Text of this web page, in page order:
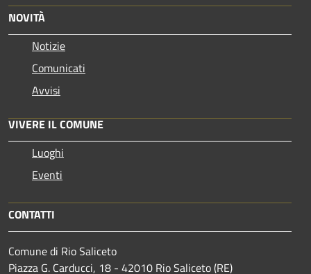
NOVITÀ
Notizie
Comunicati
Avvisi
VIVERE IL COMUNE
Luoghi
Eventi
CONTATTI
Comune di Rio Saliceto
Piazza G. Carducci, 18 - 42010 Rio Saliceto (RE)